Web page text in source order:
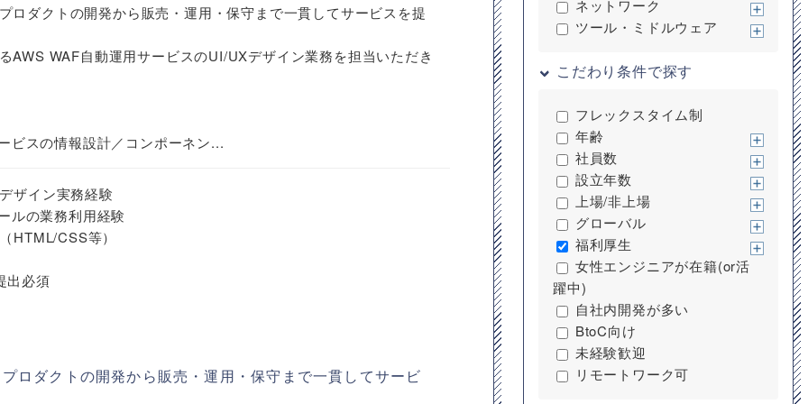
ロダクトの開発から販売・運用・保守まで一貫してサービスを提
AWS WAF自動運用サービスのUI/UXデザイン業務を担当いただき
ビスの情報設計／コンポーネン...
ザイン実務経験
ルの業務利用経験
HTML/CSS等）
出必須
ロダクトの開発から販売・運用・保守まで一貫してサービ
ネットワーク
ツール・ミドルウェア
こだわり条件で探す
フレックスタイム制
年齢
社員数
設立年数
上場/非上場
グローバル
福利厚生
女性エンジニアが在籍(or活
躍中)
自社内開発が多い
BtoC向け
未経験歓迎
リモートワーク可